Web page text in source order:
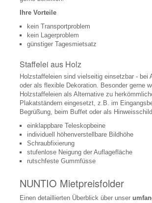
Signage Displays
Signage Software
Konferenzraumtechnik
Leinwände, Bildwände
Konferenztelefone
Diskussionsanlagen
Abstimmungsgeräte,
Ihre Vorteile
kein Transportproblem
kein Lagerproblem
günstiger Tagesmietsatz
Staffelei aus Holz
Holzstaffeleien sind vielseitig einsetzbar - bei
oder als flexible Dekoration. Besonder gerne
Holzstaffeleien als Alternative zu
Plakatständern eingesetzt, z.B. im
Begrüßung, beim Buffet oder als
einklappbare Teleskopbeine
individuell höhenverstellbare Bildhöhe
Schraubfixierung
stufenlose Neigung der Auflagefläche
rutschfeste Gummfüsse
NUNTIO Mietpreisfolder
Einen detaillierten Überblick über unser